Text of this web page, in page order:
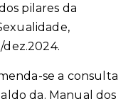
pilares da
dez.2024.
se a consulta
da. Manual dos